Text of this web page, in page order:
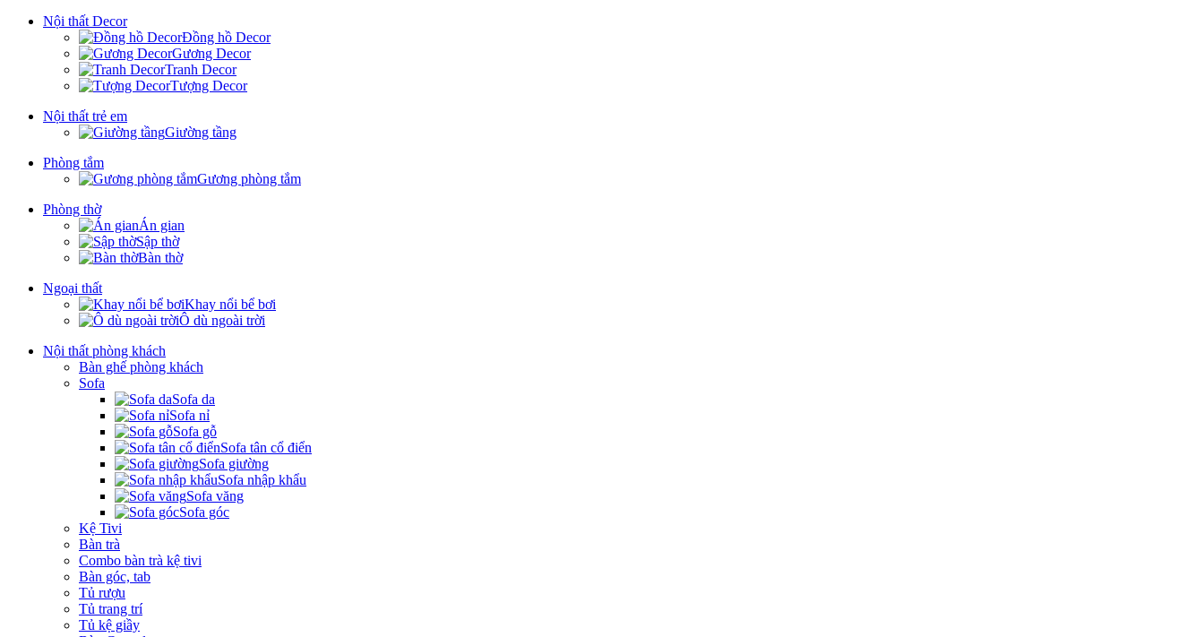
Nội thất Decor
Đồng hồ Decor
Gương Decor
Tranh Decor
Tượng Decor
Nội thất trẻ em
Giường tầng
Phòng tắm
Gương phòng tắm
Phòng thờ
Án gian
Sập thờ
Bàn thờ
Ngoại thất
Khay nổi bể bơi
Ô dù ngoài trời
Nội thất phòng khách
Bàn ghế phòng khách
Sofa
Sofa da
Sofa nỉ
Sofa gỗ
Sofa tân cổ điển
Sofa giường
Sofa nhập khẩu
Sofa văng
Sofa góc
Kệ Tivi
Bàn trà
Combo bàn trà kệ tivi
Bàn góc, tab
Tủ rượu
Tủ trang trí
Tủ kệ giầy